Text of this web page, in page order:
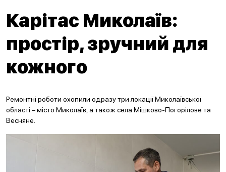
Карітас Миколаїв:
простір, зручний для
кожного
Ремонтні роботи охопили одразу три локації Миколаївської
області – місто Миколаїв, а також села Мішково-Погорілове та
Весняне.